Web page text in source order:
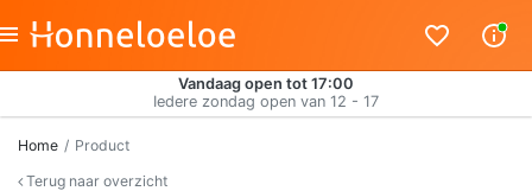
Vandaag open tot 17:00
Iedere zondag open van 12 - 17
Home
Product
Terug naar overzicht